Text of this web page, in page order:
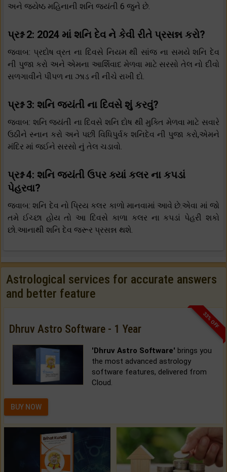
અને જ્યેષ્ઠ મહિનાની શનિ જયંતી 6 જુને છે.
પ્રશ્ન 2: 2024 માં શનિ દેવ ને કેવી રીતે પ્રસન્ન કરો?
જવાબ: પ્રદોષ વ્રત ના દિવસે નિયમ થી સાંજ ના સમયે શનિ દેવ
ની પુજા કરો અને એમના આર્શિવાદ મેળવા માટે સરસો તેલ નો દીવો
સળગાવીને પીપળ ના ઝાડ ની નીચે રાખી દો.
પ્રશ્ન 3: શનિ જયંતી ના દિવસે શું કરવું?
જવાબ: શનિ જયંતી ના દિવસે શનિ દોષ થી મુક્તિ મેળવા માટે સવારે
ઉઠીને સ્નાન કરો અને પછી વિધિપુર્વક શનિદેવ ની પુજા કરો,એમને
મંદિર માં જઈને સરસો નું તેલ ચડાવો.
પ્રશ્ન 4: શનિ જયંતી ઉપર ક્યાં કલર ના કપડાં
પેહરવા?
જવાબ: શનિ દેવ નો પ્રિય કલર કાળો માનવામાં આવે છે.એવા માં જો
તમે ઈચ્છા હોય તો આ દિવસે કાળા કલર ના કપડાં પેહરી શકો
છો.આનાથી શનિ દેવ જરૂર પ્રસન્ન થશે.
Astrological services for accurate answers
and better feature
33% OFF
Dhruv Astro Software - 1 Year
'Dhruv Astro Software' brings you
the most advanced astrology
software features, delivered from
Cloud.
BUY NOW